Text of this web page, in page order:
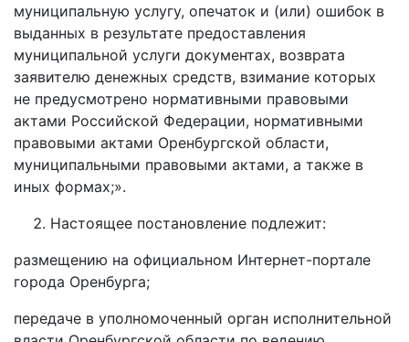
муниципальную услугу, опечаток и (или) ошибок в
выданных в результате предоставления
муниципальной услуги документах, возврата
заявителю денежных средств, взимание которых
не предусмотрено нормативными правовыми
актами Российской Федерации, нормативными
правовыми актами Оренбургской области,
муниципальными правовыми актами, а также в
иных формах;».
Настоящее постановление подлежит:
размещению на официальном Интернет-портале
города Оренбурга;
передаче в уполномоченный орган исполнительной